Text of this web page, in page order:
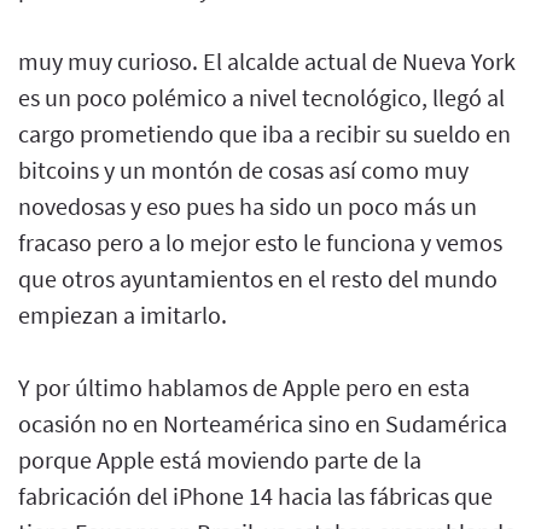
muy muy curioso. El alcalde actual de Nueva York
es un poco polémico a nivel tecnológico, llegó al
cargo prometiendo que iba a recibir su sueldo en
bitcoins y un montón de cosas así como muy
novedosas y eso pues ha sido un poco más un
fracaso pero a lo mejor esto le funciona y vemos
que otros ayuntamientos en el resto del mundo
empiezan a imitarlo.
Y por último hablamos de Apple pero en esta
ocasión no en Norteamérica sino en Sudamérica
porque Apple está moviendo parte de la
fabricación del iPhone 14 hacia las fábricas que